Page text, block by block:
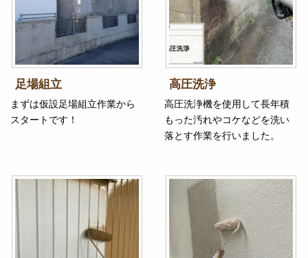
足場組立
まずは仮設足場組立作業から
スタートです！
高圧洗浄
高圧洗浄機を使用して長年積
もった汚れやコケなどを洗い
落とす作業を行いました。